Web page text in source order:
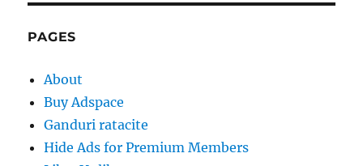
PAGES
About
Buy Adspace
Ganduri ratacite
Hide Ads for Premium Members